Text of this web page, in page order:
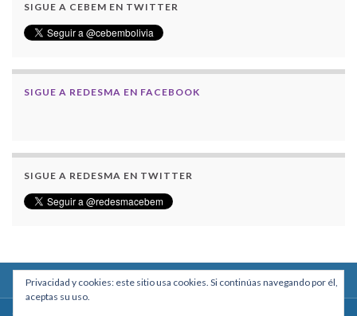
SIGUE A CEBEM EN TWITTER
SIGUE A REDESMA EN FACEBOOK
SIGUE A REDESMA EN TWITTER
Privacidad y cookies: este sitio usa cookies. Si continúas navegando por él,
aceptas su uso.